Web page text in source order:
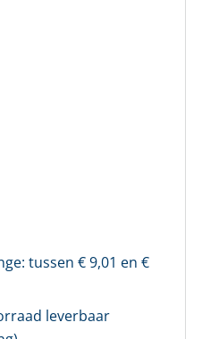
tussen €9,01 en €
leverbaar